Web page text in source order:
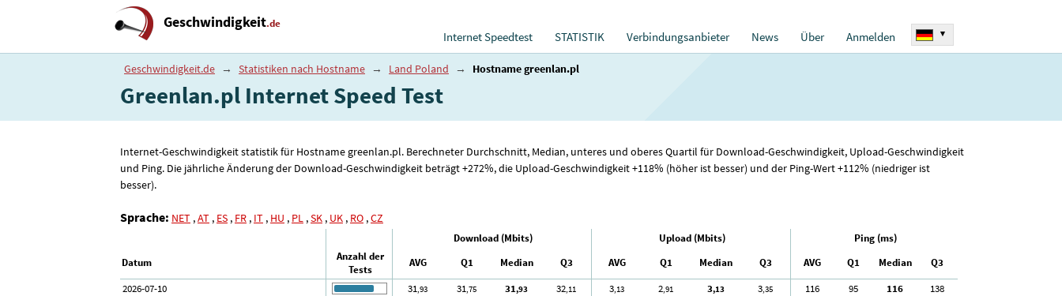
Geschwindigkeit.de
Internet Speedtest STATISTIK Verbindungsanbieter News Über Anmelden ▾
Geschwindigkeit.de → Statistiken nach Hostname → Land Poland → Hostname greenlan.pl
Greenlan.pl Internet Speed ​​Test
Internet-Geschwindigkeit statistik für Hostname greenlan.pl. Berechneter Durchschnitt, Median, unteres und oberes Quartil für Download-Geschwindigkeit, Upload-Geschwindigkeit
und Ping. Die jährliche Änderung der Download-Geschwindigkeit beträgt +272%, die Upload-Geschwindigkeit +118% (höher ist besser) und der Ping-Wert +112% (niedriger ist
besser).
Sprache: NET ,AT , ES , FR , IT , HU , PL ,SK , UK , RO ,CZ
Download (Mbits) Upload (Mbits)
Ping (ms)
Datum
Anzahl der
Tests
AVG Q1 Median Q3 AVG Q1 Median Q3 AVG Q1 Median
Q3
2026-07-10
31,93 31,75 31,93 32,11 3,13 2,91 3,13 3,35 116 95 116
138